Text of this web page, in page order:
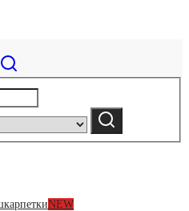
category:
Шукати
NEW